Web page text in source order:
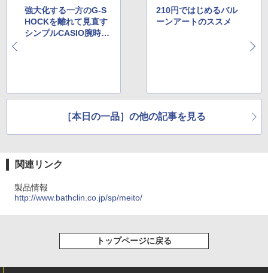
強大化する一方のG-S
HOCKを離れて見直す
シンプルCASIO腕時計
210円ではじめるバル
ーンアートのススメ
［本日の一品］の他の記事を見る
関連リンク
製品情報
http://www.bathclin.co.jp/sp/meito/
トップページに戻る